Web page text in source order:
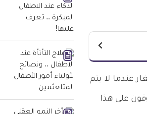
عندما لا يتم
على هذا